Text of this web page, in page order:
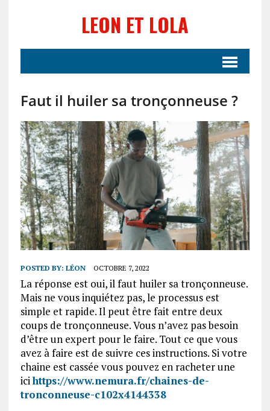
LEON ET LOLA
Faut il huiler sa tronçonneuse ?
POSTED BY: LÉON OCTOBRE 7, 2022
La réponse est oui, il faut huiler sa tronçonneuse.
Mais ne vous inquiétez pas, le processus est
simple et rapide. Il peut être fait entre deux
coups de tronçonneuse. Vous n’avez pas besoin
d’être un expert pour le faire. Tout ce que vous
avez à faire est de suivre ces instructions. Si votre
chaine est cassée vous pouvez en racheter une
icihttps://www.nemura.fr/chaines-de-
tronconneuse-c102x4144338